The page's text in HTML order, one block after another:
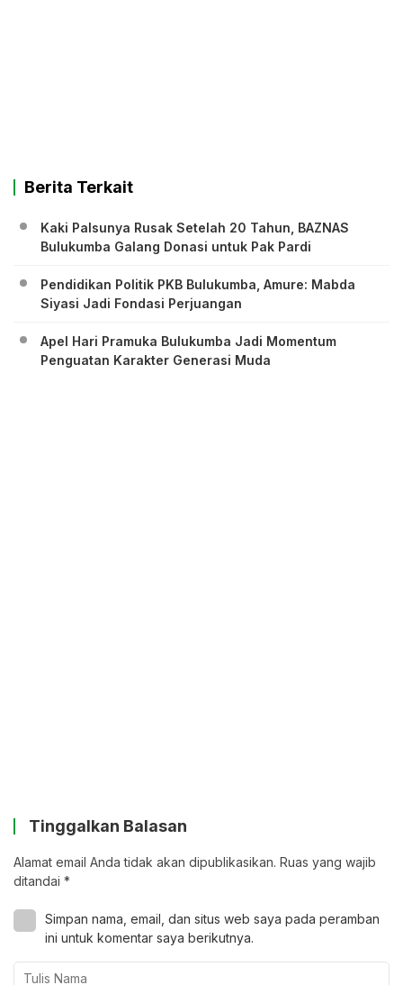
Berita Terkait
Kaki Palsunya Rusak Setelah 20 Tahun, BAZNAS
Bulukumba Galang Donasi untuk Pak Pardi
Pendidikan Politik PKB Bulukumba, Amure: Mabda
Siyasi Jadi Fondasi Perjuangan
Apel Hari Pramuka Bulukumba Jadi Momentum
Penguatan Karakter Generasi Muda
Tinggalkan Balasan
Alamat email Anda tidak akan dipublikasikan. Ruas yang wajib
ditandai *
Simpan nama, email, dan situs web saya pada peramban
ini untuk komentar saya berikutnya.